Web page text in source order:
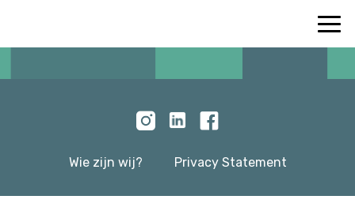
Wie zijn wij? Privacy Statement